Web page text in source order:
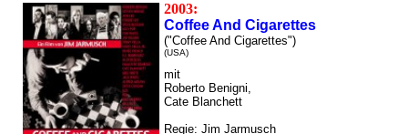
2003:
Coffee And Cigarettes
("Coffee And Cigarettes")
(USA)
mit
Roberto Benigni,
Cate Blanchett
Regie: Jim Jarmusch